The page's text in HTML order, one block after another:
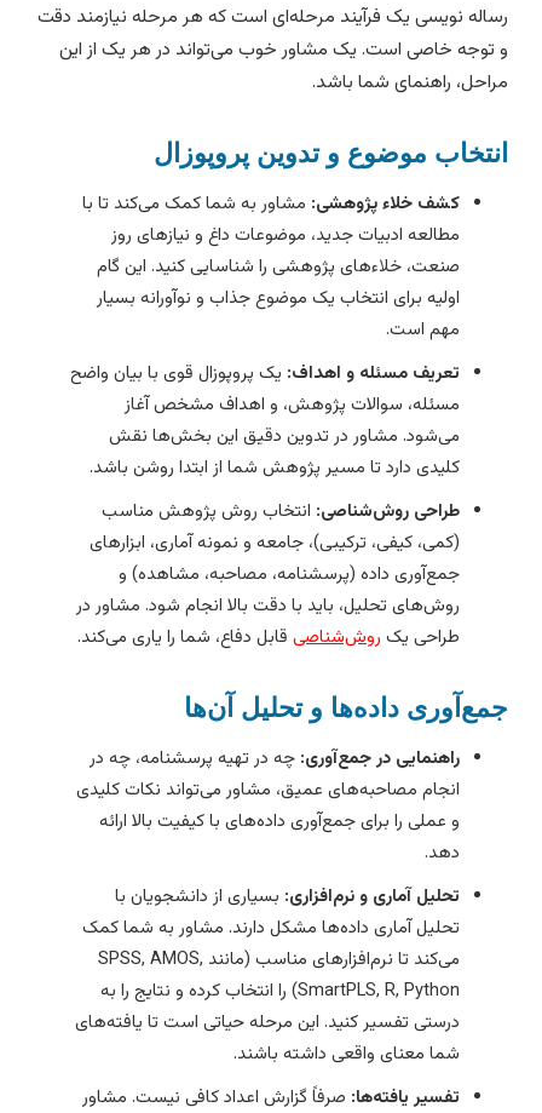
نویسی یک فرآیند مرحله‌ای است که هر مرحله نیازمند دقت
توجه خاصی است. یک مشاور خوب می‌تواند در هر یک از این
راهنمای شما باشد.
موضوع و تدوین پروپوزال
کشف خلاء پژوهشی:مشاور به شما کمک می‌کند تا با
مطالعه ادبیات جدید، موضوعات داغ و نیازهای روز
صنعت، خلاء‌های پژوهشی را شناسایی کنید. این گام
اولیه برای انتخاب یک موضوع جذاب و نوآورانه بسیار
مهم است.
تعریف مسئله و اهداف:یک پروپوزال قوی با بیان واضح
مسئله، سوالات پژوهش، و اهداف مشخص آغاز
می‌شود. مشاور در تدوین دقیق این بخش‌ها نقش
کلیدی دارد تا مسیر پژوهش شما از ابتدا روشن باشد.
طراحی روش‌شناصی:انتخاب روش پژوهش مناسب
(کمی، کیفی، ترکیبی)، جامعه و نمونه آماری، ابزارهای
جمع‌آوری داده (پرسشنامه، مصاحبه، مشاهده) و
روش‌های تحلیل، باید با دقت بالا انجام شود. مشاور در
طراحی یکروش‌شناصیقابل دفاع، شما را یاری می‌کند.
داده‌ها و تحلیل آن‌ها
راهنمایی در جمع‌آوری:چه در تهیه پرسشنامه، چه در
انجام مصاحبه‌های عمیق، مشاور می‌تواند نکات کلیدی
و عملی را برای جمع‌آوری داده‌های با کیفیت بالا ارائه
تحلیل آماری و نرم‌افزاری:بسیاری از دانشجویان با
تحلیل آماری داده‌ها مشکل دارند. مشاور به شما کمک
می‌کند تا نرم‌افزارهای مناسب (مانند SPSS, AMOS,
SmartPLS, R, Python) را انتخاب کرده و نتایج را به
درستی تفسیر کنید. این مرحله حیاتی است تا یافته‌های
شما معنای واقعی داشته باشند.
تفسیر یافته‌ها:صرفاً گزارش اعداد کافی نیست. مشاور